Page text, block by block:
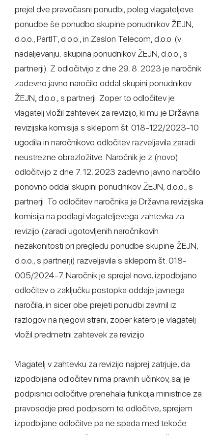
prejel dve pravočasni ponudbi, poleg vlagateljeve
ponudbe še ponudbo skupine ponudnikov ŽEJN,
d.o.o., PartIT, d.o.o., in Zaslon Telecom, d.o.o. (v
nadaljevanju: skupina ponudnikov ŽEJN, d.o.o., s
partnerji). Z odločitvijo z dne 29. 8. 2023 je naročnik
zadevno javno naročilo oddal skupini ponudnikov
ŽEJN, d.o.o., s partnerji. Zoper to odločitev je
vlagatelj vložil zahtevek za revizijo, ki mu je Državna
revizijska komisija s sklepom št. 018-122/2023-10
ugodila in naročnikovo odločitev razveljavila zaradi
neustrezne obrazložitve. Naročnik je z (novo)
odločitvijo z dne 7. 12. 2023 zadevno javno naročilo
ponovno oddal skupini ponudnikov ŽEJN, d.o.o., s
partnerji. To odločitev naročnika je Državna revizijska
komisija na podlagi vlagateljevega zahtevka za
revizijo (zaradi ugotovljenih naročnikovih
nezakonitosti pri pregledu ponudbe skupine ŽEJN,
d.o.o., s partnerji) razveljavila s sklepom št. 018-
005/2024-7. Naročnik je sprejel novo, izpodbijano
odločitev o zaključku postopka oddaje javnega
naročila, in sicer obe prejeti ponudbi zavrnil iz
razlogov na njegovi strani, zoper katero je vlagatelj
vložil predmetni zahtevek za revizijo.
Vlagatelj v zahtevku za revizijo najprej zatrjuje, da
izpodbijana odločitev nima pravnih učinkov, saj je
podpisnici odločitve prenehala funkcija ministrice za
pravosodje pred podpisom te odločitve, sprejem
izpodbijane odločitve pa ne spada med tekoče